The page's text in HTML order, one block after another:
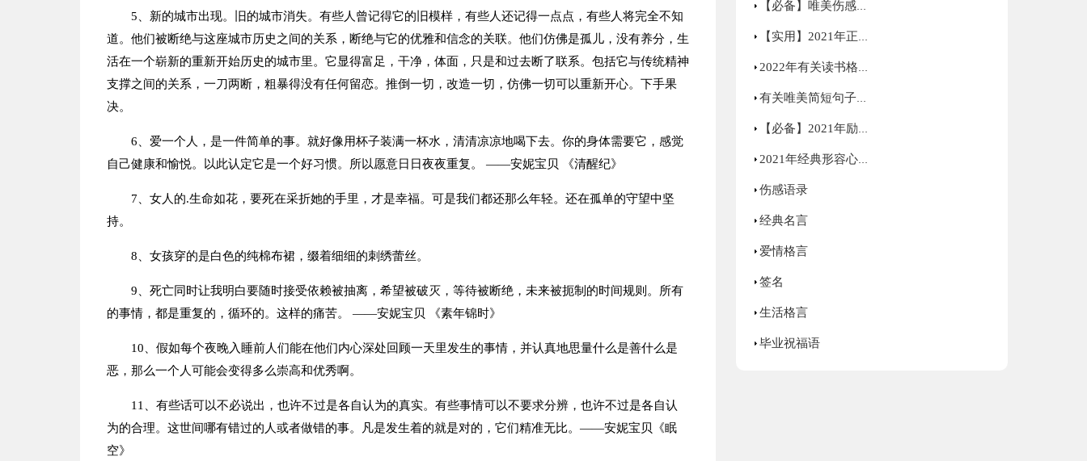
5、新的城市出现。旧的城市消失。有些人曾记得它的旧模样，有些人还记得一点点，有些人将完全不知
道。他们被断绝与这座城市历史之间的关系，断绝与它的优雅和信念的关联。他们仿佛是孤儿，没有养分，生
活在一个崭新的重新开始历史的城市里。它显得富足，干净，体面，只是和过去断了联系。包括它与传统精神
支撑之间的关系，一刀两断，粗暴得没有任何留恋。推倒一切，改造一切，仿佛一切可以重新开心。下手果
决。
6、爱一个人，是一件简单的事。就好像用杯子装满一杯水，清清凉凉地喝下去。你的身体需要它，感觉
自己健康和愉悦。以此认定它是一个好习惯。所以愿意日日夜夜重复。 ——安妮宝贝 《清醒纪》
7、女人的.生命如花，要死在采折她的手里，才是幸福。可是我们都还那么年轻。还在孤单的守望中坚
持。
8、女孩穿的是白色的纯棉布裙，缀着细细的刺绣蕾丝。
9、死亡同时让我明白要随时接受依赖被抽离，希望被破灭，等待被断绝，未来被扼制的时间规则。所有
的事情，都是重复的，循环的。这样的痛苦。 ——安妮宝贝 《素年锦时》
10、假如每个夜晚入睡前人们能在他们内心深处回顾一天里发生的事情，并认真地思量什么是善什么是
恶，那么一个人可能会变得多么崇高和优秀啊。
11、有些话可以不必说出，也许不过是各自认为的真实。有些事情可以不要求分辨，也许不过是各自认
为的合理。这世间哪有错过的人或者做错的事。凡是发生着的就是对的，它们精准无比。——安妮宝贝《眠
空》
【必备】唯美伤感语录合集70条
【实用】2021年正能量励志句子汇编59句
2022年有关读书格言34句
有关唯美简短句子集锦85句
【必备】2021年励志感悟句子48条
2021年经典形容心情低落的句子集锦50句
伤感语录
经典名言
爱情格言
签名
生活格言
毕业祝福语